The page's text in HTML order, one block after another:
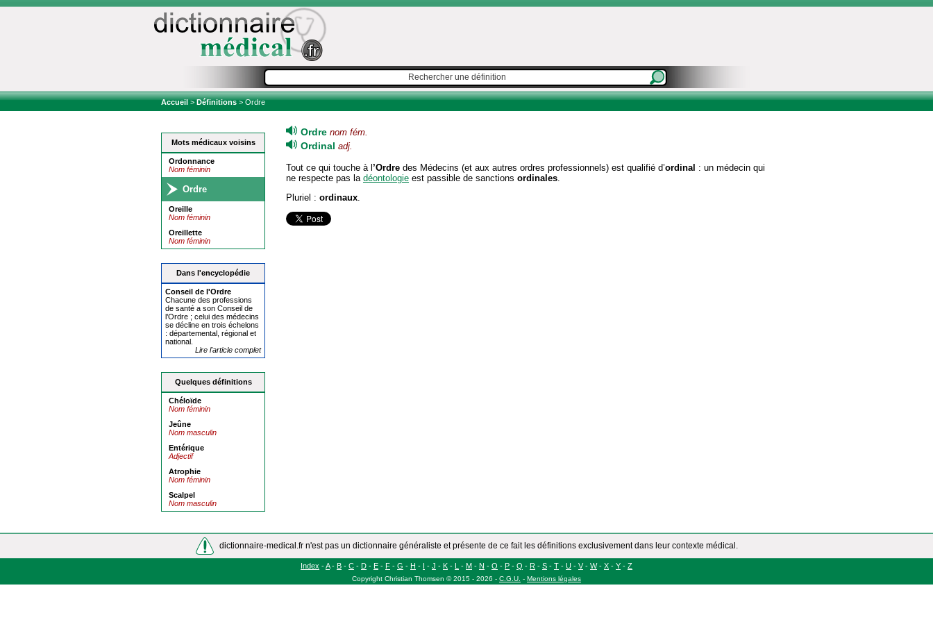
Accueil>Définitions> Ordre
Mots médicaux voisins
Ordonnance
Nom féminin
Ordre
Oreille
Nom féminin
Oreillette
Nom féminin
Dans l'encyclopédie
Conseil de l'Ordre
Chacune des professions
de santé a son Conseil de
l’Ordre ; celui des médecins
se décline en trois échelons
: départemental, régional et
national.
Lire l'article complet
Quelques définitions
Chéloïde
Nom féminin
Jeûne
Nom masculin
Entérique
Adjectif
Atrophie
Nom féminin
Scalpel
Nom masculin
Ordre nom fém.
Ordinal adj.
Tout ce qui touche à l ’Ordre des Médecins (et aux autres ordres professionnels) est qualifié d’ordinal : un médecin qui
ne respecte pas la déontologie est passible de sanctions ordinales.
Pluriel : ordinaux.
dictionnaire-medical.fr n'est pas un dictionnaire généraliste et présente de ce fait les définitions exclusivement dans leur contexte médical.
Index -A- B - C - D - E - F - G - H - I - J - K - L - M - N - O - P - Q - R - S - T - U - V- W- X - Y - Z
Copyright Christian Thomsen ©2015 - 2026 - C.G.U. - Mentions légales